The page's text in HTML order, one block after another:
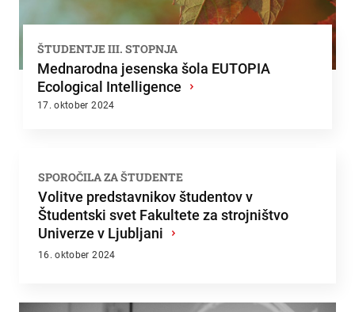
ŠTUDENTJE III. STOPNJA
Mednarodna jesenska šola EUTOPIA
Ecological Intelligence ›
17. oktober 2024
SPOROČILA ZA ŠTUDENTE
Volitve predstavnikov študentov v
Študentski svet Fakultete za strojništvo
Univerze v Ljubljani ›
16. oktober 2024